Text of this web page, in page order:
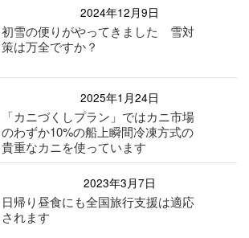
2024年12月9日
初雪の便りがやってきました 雪対
策は万全ですか？
2025年1月24日
「カニづくしプラン」ではカニ市場
のわずか10%の船上瞬間冷凍方式の
貴重なカニを使っています
2023年3月7日
日帰り昼食にも全国旅行支援は適応
されます